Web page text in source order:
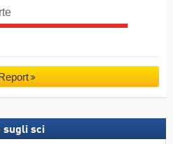
sugli sci